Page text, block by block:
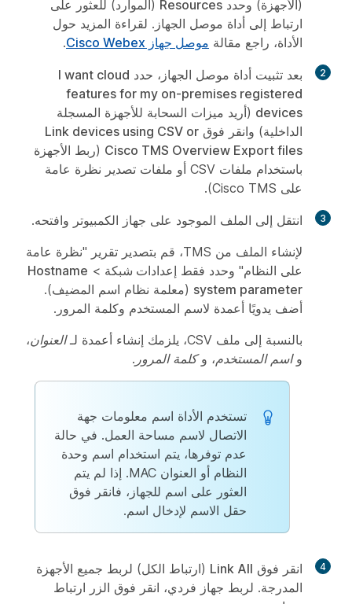
(الأجهزة) وحدد Resources (الموارد) للعثور على
ارتباط إلى أداة موصل الجهاز. لقراءة المزيد حول
الأداة، راجع مقالة موصل جهاز Cisco Webex .
2 بعد تثبيت أداة موصل الجهاز، حدد I want cloud
features for my on-premises registered
devices (أريد ميزات السحابة للأجهزة المسجلة
الداخلية) وانقر فوق Link devices using CSV or
Cisco TMS Overview Export files (ربط الأجهزة
باستخدام ملفات CSV أو ملفات تصدير نظرة عامة
على Cisco TMS).
3
انتقل إلى الملف الموجود على جهاز الكمبيوتر وافتحه.
لإنشاء الملف من TMS، قم بتصدير تقرير "نظرة عامة
على النظام" وحدد فقط إعدادات شبكة >
Hostname
system parameter (معلمة نظام اسم المضيف).
أضف يدويًا أعمدة لاسم المستخدم وكلمة المرور.
بالنسبة إلى ملف CSV، يلزمك إنشاء أعمدة لـ
العنوان،
واسم المستخدم، وكلمة المرور .
تستخدم الأداة اسم معلومات جهة
الاتصال لاسم مساحة العمل. في حالة
عدم توفرها، يتم استخدام اسم وحدة
النظام أو العنوان MAC. إذا لم يتم
العثور على اسم للجهاز، فانقر فوق
حقل الاسم لإدخال اسم.
4 انقر فوق Link All (ارتباط الكل) لربط جميع الأجهزة
المدرجة. لربط جهاز فردي، انقر فوق الزر ارتباط